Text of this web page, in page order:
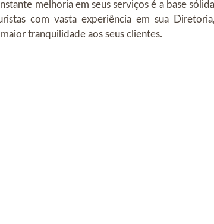
melhoria em seus serviços é a base
com vasta experiência em sua
tranquilidade aos seus clientes.